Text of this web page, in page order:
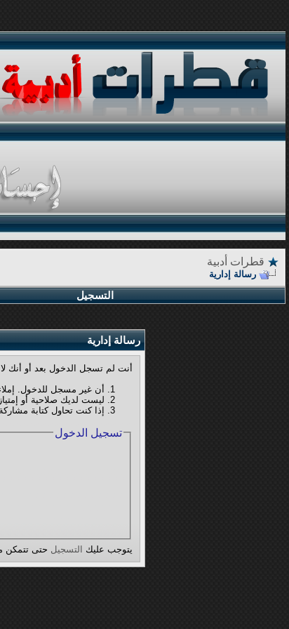
قطرات أدبية
رسالة إدارية
التسجيل
رسالة إدارية
أنت لم تسجل الدخول بعد أو أنك
أن غير مسجل للدخول.
ليست لديك صلاحية أو
إذا كنت تحاول كتابة
تسجيل الدخول
يتوجب عليك التسجيل حتى تتمكن